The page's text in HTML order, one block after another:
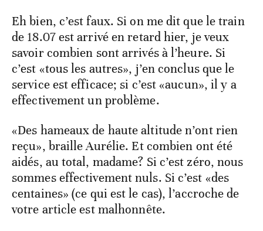
Eh bien, c’est faux. Si on me dit que le train
de 18.07 est arrivé en retard hier, je veux
savoir combien sont arrivés à l’heure. Si
c’est «tous les autres», j’en conclus que le
service est efficace; si c’est «aucun», il y a
effectivement un problème.
«Des hameaux de haute altitude n’ont rien
reçu», braille Aurélie. Et combien ont été
aidés, au total, madame? Si c’est zéro, nous
sommes effectivement nuls. Si c’est «des
centaines» (ce qui est le cas), l’accroche de
votre article est malhonnête.